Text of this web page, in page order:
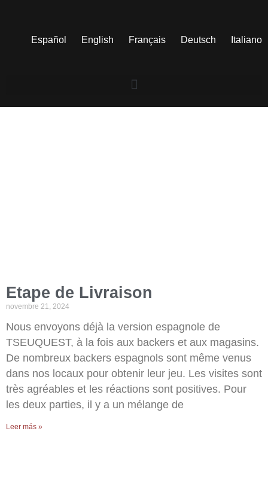
Español English Français Deutsch Italiano
Etape de Livraison
novembre 21, 2024
Nous envoyons déjà la version espagnole de
TSEUQUEST, à la fois aux backers et aux magasins.
De nombreux backers espagnols sont même venus
dans nos locaux pour obtenir leur jeu. Les visites sont
très agréables et les réactions sont positives. Pour
les deux parties, il y a un mélange de
Leer más »